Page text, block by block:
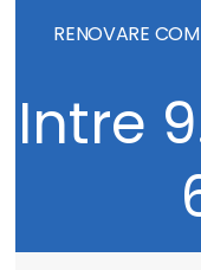
RENOVARE
Intre